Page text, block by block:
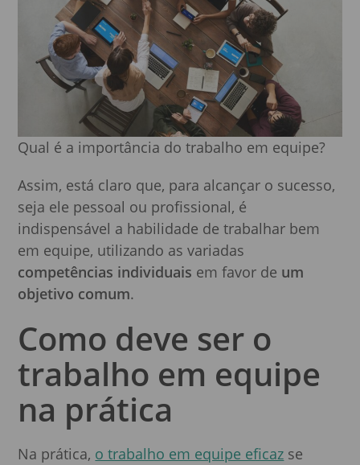
Qual é a importância do trabalho em equipe?
Assim, está claro que, para alcançar o sucesso,
seja ele pessoal ou profissional, é
indispensável a habilidade de trabalhar bem
em equipe, utilizando as variadas
competências individuais em favor de um
objetivo comum.
Como deve ser o
trabalho em equipe
na prática
Na prática, o trabalho em equipe eficaz se